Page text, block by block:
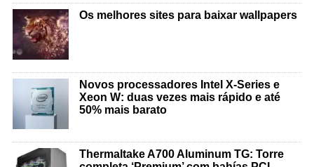
Os melhores sites para baixar wallpapers
Novos processadores Intel X-Series e
Xeon W: duas vezes mais rápido e até
50% mais barato
Thermaltake A700 Aluminum TG: Torre